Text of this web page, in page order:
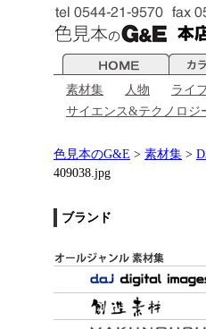
素材集 人物 ライ
サイエンス&テクノロジ
色見本のG&E > 素材集 >
409038.jpg
ブランド